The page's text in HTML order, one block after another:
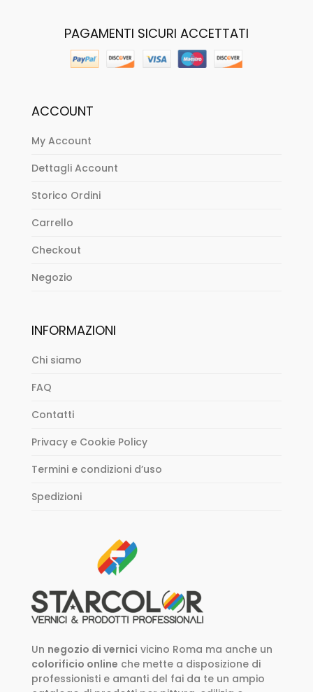
PAGAMENTI SICURI ACCETTATI
ACCOUNT
My Account
Dettagli Account
Storico Ordini
Carrello
Checkout
Negozio
INFORMAZIONI
Chi siamo
FAQ
Contatti
Privacy e Cookie Policy
Termini e condizioni d’uso
Spedizioni
Un negozio di vernici vicino Roma ma anche un
colorificio online che mette a disposizione di
professionisti e amanti del fai da te un ampio